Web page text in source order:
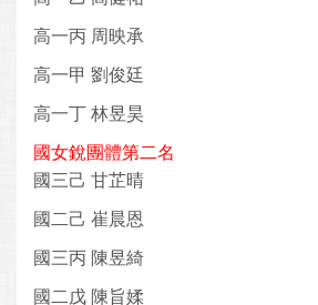
高一丙 周映承
高一甲 劉俊廷
高一丁 林昱昊
國女銳團體第二名
國三己 甘芷晴
國二己 崔晨恩
國三丙 陳昱綺
國二戊 陳旨媃